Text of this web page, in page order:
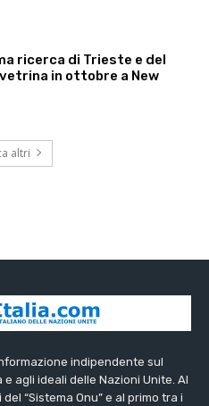
ricerca di Trieste e del
in ottobre a New
altri
indipendente sul
agli ideali delle Nazioni Unite. Al
“Sistema Onu” e al primo tra i